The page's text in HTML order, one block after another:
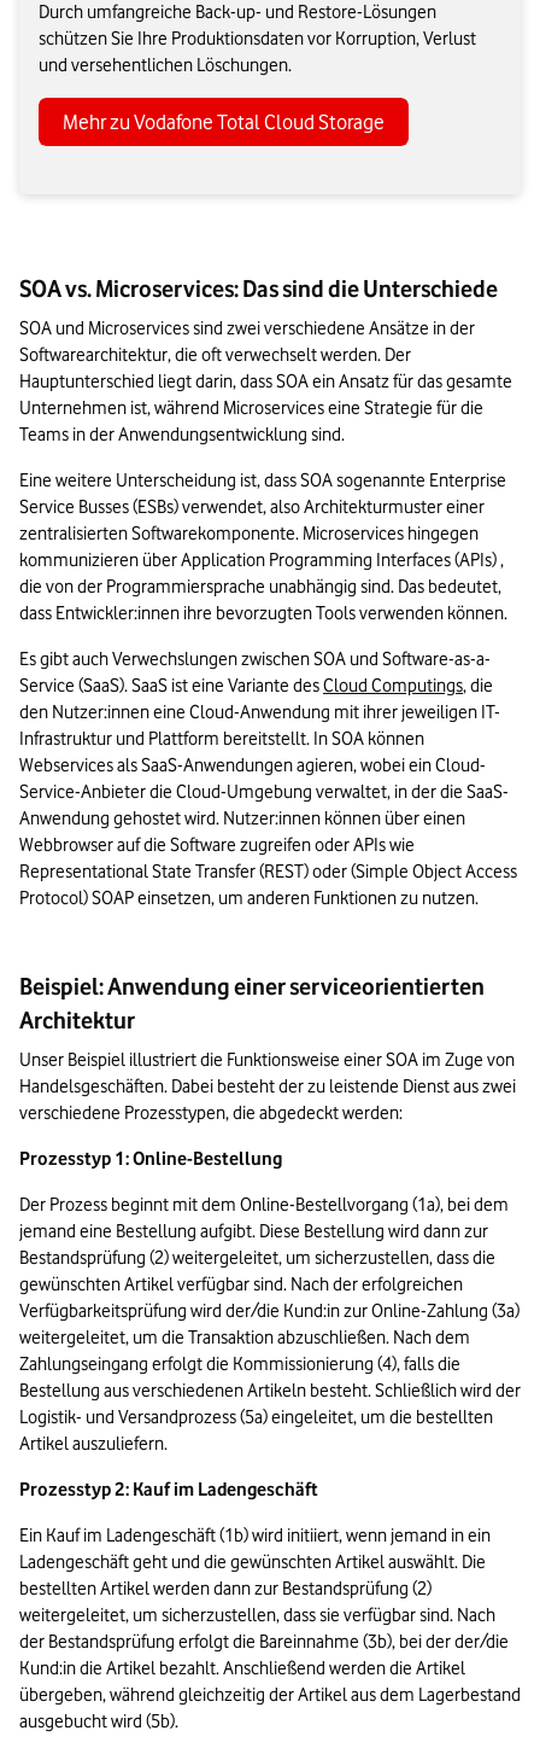
Durch umfangreiche Back-up- und Restore-Lösungen
schützen Sie Ihre Produktionsdaten vor Korruption, Verlust
und versehentlichen Löschungen.
Mehr zu Vodafone Total Cloud Storage
SOA vs. Microservices: Das sind die Unterschiede
SOA und Microservices sind zwei verschiedene Ansätze in der
Softwarearchitektur, die oft verwechselt werden. Der
Hauptunterschied liegt darin, dass SOA ein Ansatz für das gesamte
Unternehmen ist, während Microservices eine Strategie für die
Teams in der Anwendungsentwicklung sind.
Eine weitere Unterscheidung ist, dass SOA sogenannte Enterprise
Service Busses (ESBs) verwendet, also Architekturmuster einer
zentralisierten Softwarekomponente. Microservices hingegen
kommunizieren über Application Programming Interfaces (APIs) ,
die von der Programmiersprache unabhängig sind. Das bedeutet,
dass Entwickler:innen ihre bevorzugten Tools verwenden können.
Es gibt auch Verwechslungen zwischen SOA und Software-as-a-
Service (SaaS). SaaS ist eine Variante des Cloud Computings, die
den Nutzer:innen eine Cloud-Anwendung mit ihrer jeweiligen IT-
Infrastruktur und Plattform bereitstellt. In SOA können
Webservices als SaaS-Anwendungen agieren, wobei ein Cloud-
Service-Anbieter die Cloud-Umgebung verwaltet, in der die SaaS-
Anwendung gehostet wird. Nutzer:innen können über einen
Webbrowser auf die Software zugreifen oder APIs wie
Representational State Transfer (REST) oder (Simple Object Access
Protocol) SOAP einsetzen, um anderen Funktionen zu nutzen.
Beispiel: Anwendung einer serviceorientierten
Architektur
Unser Beispiel illustriert die Funktionsweise einer SOA im Zuge von
Handelsgeschäften. Dabei besteht der zu leistende Dienst aus zwei
verschiedene Prozesstypen, die abgedeckt werden:
Prozesstyp 1: Online-Bestellung
Der Prozess beginnt mit dem Online-Bestellvorgang (1a), bei dem
jemand eine Bestellung aufgibt. Diese Bestellung wird dann zur
Bestandsprüfung (2) weitergeleitet, um sicherzustellen, dass die
gewünschten Artikel verfügbar sind. Nach der erfolgreichen
Verfügbarkeitsprüfung wird der/die Kund:in zur Online-Zahlung (3a)
weitergeleitet, um die Transaktion abzuschließen. Nach dem
Zahlungseingang erfolgt die Kommissionierung (4), falls die
Bestellung aus verschiedenen Artikeln besteht. Schließlich wird der
Logistik- und Versandprozess (5a) eingeleitet, um die bestellten
Artikel auszuliefern.
Prozesstyp 2: Kauf im Ladengeschäft
Ein Kauf im Ladengeschäft (1b) wird initiiert, wenn jemand in ein
Ladengeschäft geht und die gewünschten Artikel auswählt. Die
bestellten Artikel werden dann zur Bestandsprüfung (2)
weitergeleitet, um sicherzustellen, dass sie verfügbar sind. Nach
der Bestandsprüfung erfolgt die Bareinnahme (3b), bei der der/die
Kund:in die Artikel bezahlt. Anschließend werden die Artikel
übergeben, während gleichzeitig der Artikel aus dem Lagerbestand
ausgebucht wird (5b).